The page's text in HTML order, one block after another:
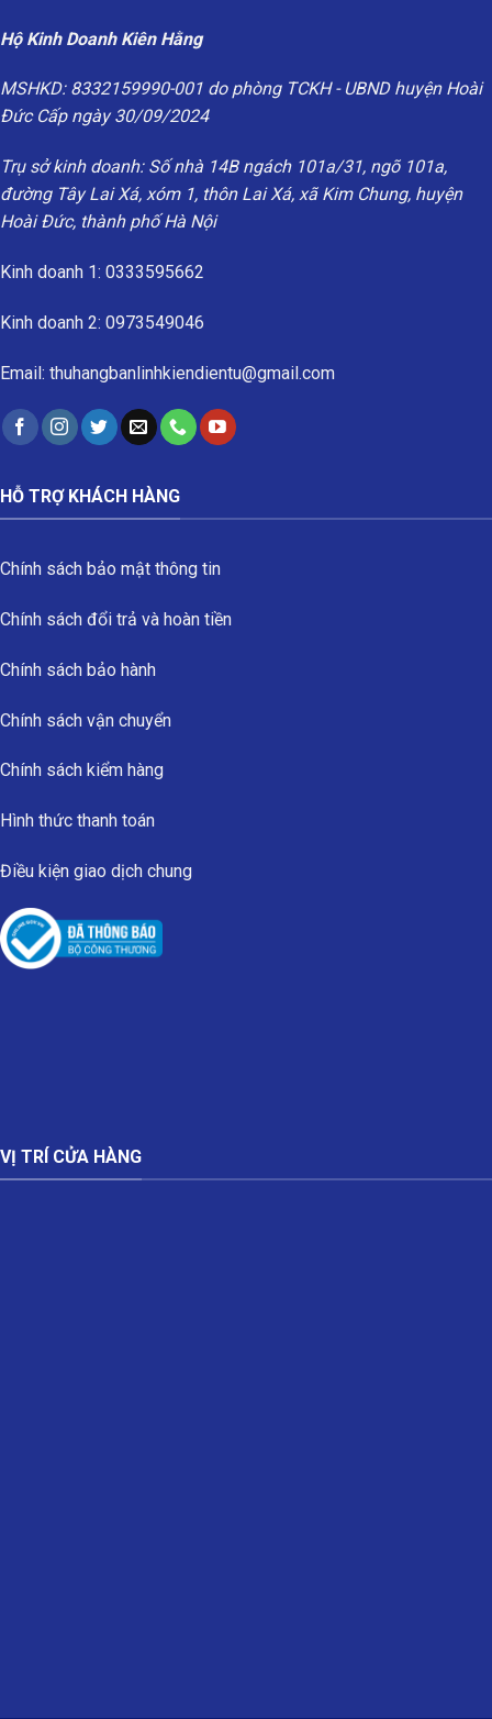
Hộ Kinh Doanh Kiên Hằng
MSHKD: 8332159990-001 do phòng TCKH - UBND huyện Hoài
Đức Cấp ngày 30/09/2024
Trụ sở kinh doanh: Số nhà 14B ngách 101a/31, ngõ 101a,
đường Tây Lai Xá, xóm 1, thôn Lai Xá, xã Kim Chung, huyện
Hoài Đức, thành phố Hà Nội
Kinh doanh 1: 0333595662
Kinh doanh 2: 0973549046
Email: thuhangbanlinhkiendientu@gmail.com
HỖ TRỢ KHÁCH HÀNG
Chính sách bảo mật thông tin
Chính sách đổi trả và hoàn tiền
Chính sách bảo hành
Chính sách vận chuyển
Chính sách kiểm hàng
Hình thức thanh toán
Điều kiện giao dịch chung
VỊ TRÍ CỬA HÀNG